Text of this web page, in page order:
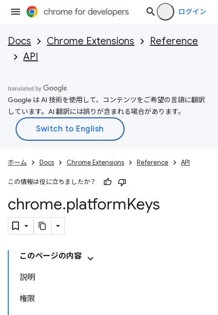
ログイン
Docs Chrome Extensions
Reference
API
Google は AI 技術を使用して、コンテンツをご希望の言語に翻訳
しています。AI 翻訳には誤りが含まれる場合があります。
ホーム Docs Chrome Extensions Reference API
この情報は役に立ちましたか？
chrome.platformKeys
このページの内容
説明
権限